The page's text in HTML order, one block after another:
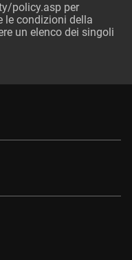
policy.asp per
le condizioni della
un elenco dei singoli